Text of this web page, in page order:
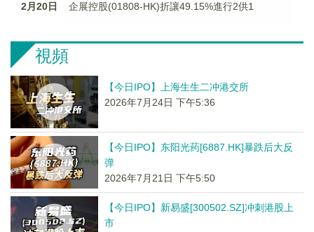
2月20日 企展控股(01808-HK)折讓49.15%進行2供1
視頻
【今日IPO】上海生生二冲港交所
2026年7月24日 下午5:36
【今日IPO】东阳光药[6887.HK]暴跌后大反
弹
2026年7月21日 下午5:50
【今日IPO】新易盛[300502.SZ]冲刺港股上
市